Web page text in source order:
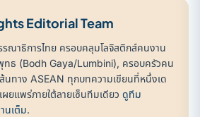
Editorial Team
ณาธิการไทย ครอบคลุมโลจิสติกส์คนงาน
ธ (Bodh Gaya/Lumbini), ครอบครัวคน
ส้นทาง ASEAN ทุกบทความเขียนที่หนึ่งเด
ยแพร่ภายใต้ลายเซ็นทีมเดียว ดูทีม
นเต็ม.